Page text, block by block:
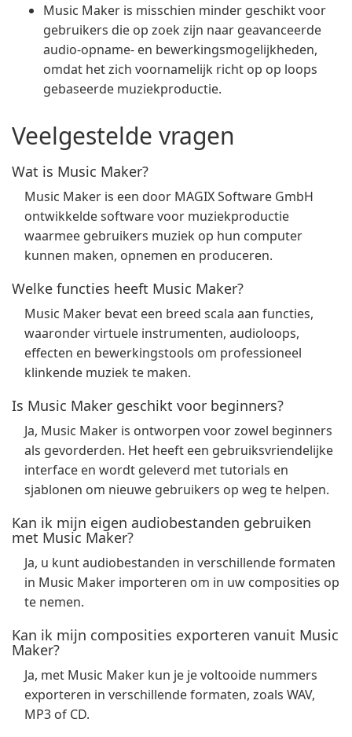
Music Maker is misschien minder geschikt voor
gebruikers die op zoek zijn naar geavanceerde
audio-opname- en bewerkingsmogelijkheden,
omdat het zich voornamelijk richt op op loops
gebaseerde muziekproductie.
Veelgestelde vragen
Wat is Music Maker?
Music Maker is een door MAGIX Software GmbH
ontwikkelde software voor muziekproductie
waarmee gebruikers muziek op hun computer
kunnen maken, opnemen en produceren.
Welke functies heeft Music Maker?
Music Maker bevat een breed scala aan functies,
waaronder virtuele instrumenten, audioloops,
effecten en bewerkingstools om professioneel
klinkende muziek te maken.
Is Music Maker geschikt voor beginners?
Ja, Music Maker is ontworpen voor zowel beginners
als gevorderden. Het heeft een gebruiksvriendelijke
interface en wordt geleverd met tutorials en
sjablonen om nieuwe gebruikers op weg te helpen.
Kan ik mijn eigen audiobestanden gebruiken
met Music Maker?
Ja, u kunt audiobestanden in verschillende formaten
in Music Maker importeren om in uw composities op
te nemen.
Kan ik mijn composities exporteren vanuit Music
Maker?
Ja, met Music Maker kun je je voltooide nummers
exporteren in verschillende formaten, zoals WAV,
MP3 of CD.